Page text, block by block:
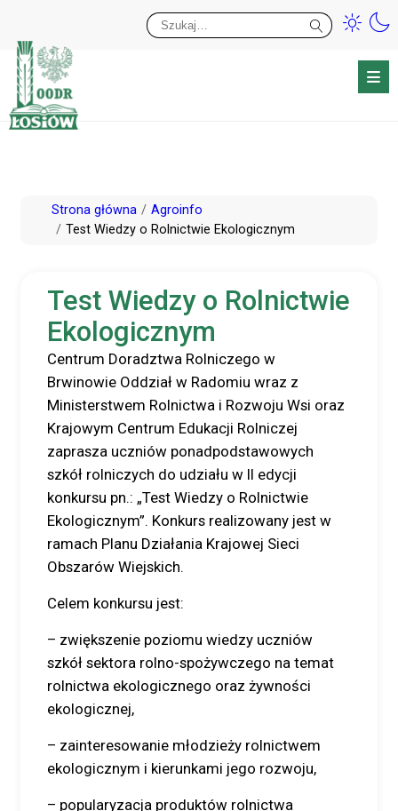
PrzejdźStrona główna
Agroinfo
Test Wiedzy o Rolnictwie Ekologicznym
Test Wiedzy o Rolnictwie
Ekologicznym
Centrum Doradztwa Rolniczego w
Brwinowie Oddział w Radomiu wraz z
Ministerstwem Rolnictwa i Rozwoju Wsi oraz
Krajowym Centrum Edukacji Rolniczej
zaprasza uczniów ponadpodstawowych
szkół rolniczych do udziału w II edycji
konkursu pn.: „Test Wiedzy o Rolnictwie
Ekologicznym”. Konkurs realizowany jest w
ramach Planu Działania Krajowej Sieci
Obszarów Wiejskich.
Celem konkursu jest:
– zwiększenie poziomu wiedzy uczniów
szkół sektora rolno-spożywczego na temat
rolnictwa ekologicznego oraz żywności
ekologicznej,
– zainteresowanie młodzieży rolnictwem
ekologicznym i kierunkami jego rozwoju,
– popularyzacja produktów rolnictwa